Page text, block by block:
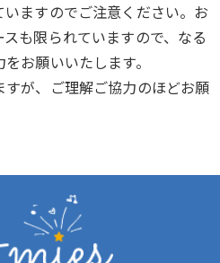
ますのでご注意ください。お
も限られていますので、なる
お願いいたします。
が、ご理解ご協力のほどお願